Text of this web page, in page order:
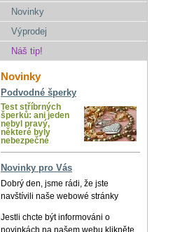
Novinky
Výprodej
Náš tip!
Novinky
Podvodné šperky
Test stříbrných
šperků: ani jeden
nebyl pravý,
některé byly
nebezpečné
Novinky pro Vás
Dobrý den, jsme rádi, že jste
navštívili naše webowé stránky
Jestli chcte být informováni o
novinkách na našem webu klikněte